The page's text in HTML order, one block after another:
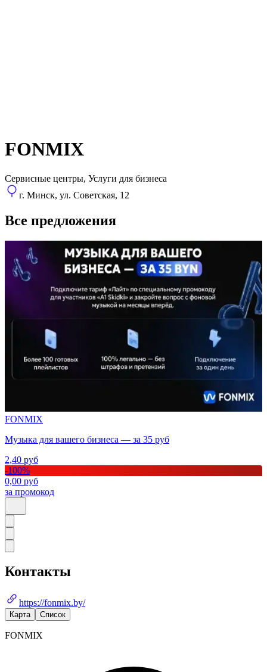
FONMIX
Сервисные центры, Услуги для бизнеса
г. Минск, ул. Советская, 12
Все предложения
FONMIX
Музыка для вашего бизнеса — за 35 руб
2,40 руб
-100%
0,00 руб
за промокод
Контакты
https://fonmix.by/
Карта Список
FONMIX